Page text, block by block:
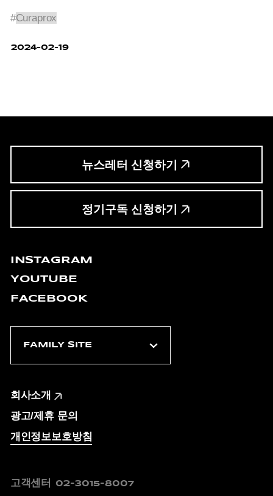
#Curaprox
2024-02-19
뉴스레터 신청하기
정기구독 신청하기
INSTAGRAM
YOUTUBE
FACEBOOK
회사소개
광고/제휴 문의
개인정보보호방침
고객센터 02-3015-8007